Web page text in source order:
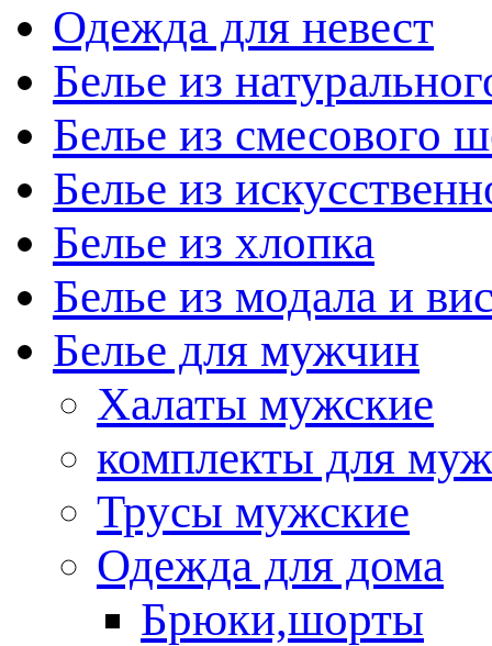
Одежда для невест
Белье из
Белье из смесового
Белье из
Белье из хлопка
Белье из модала и
Белье для мужчин
Халаты мужские
комплекты для
Трусы мужские
Одежда для дома
Брюки,шорты